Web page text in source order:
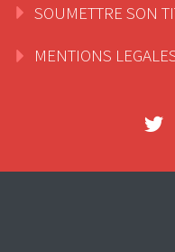
SOUMETTRE SON
MENTIONS